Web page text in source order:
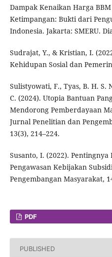
Dampak Kenaikan Harga
Ketimpangan: Bukti dari
Indonesia. Jakarta: SMERU.
Sudrajat, Y., & Kristian, I.
Kehidupan Sosial dan
Sulistyowati, F., Tyas, B. H. S.
C. (2024). Utopia Bantuan
Mendorong Pemberdayaan
Jurnal Penelitian dan
13(3), 214–224.
Susanto, I. (2022).
Pengawasan Kebijakan
Pengembangan Masyarakat,
PDF
PUBLISHED